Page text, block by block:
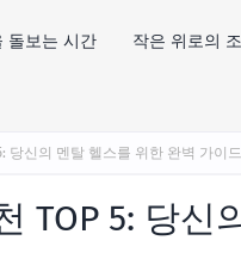
돌보는 시간 작은 위로의
당신의 멘탈 헬스를 위한 완벽 가이드
TOP 5: 당